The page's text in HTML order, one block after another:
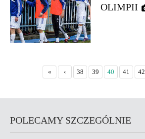
OLIMPII
« ‹ 38 39 40 41 42
POLECAMY SZCZEGÓLNIE